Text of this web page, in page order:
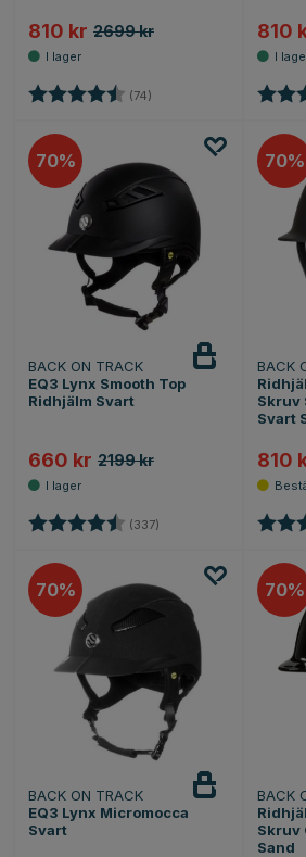
810 kr 2699 kr
Betyg: (74) 4.1 utav 5 stjärnor
810
Betyg:
70
BACK ON TRACK
EQ3 Lynx Smooth Top
Ridhjälm Svart
660 kr 2199 kr
Betyg: (337) 4.7 utav 5 stjärnor
70
BACK
Skruv
Svart
810
Betyg:
70
BACK ON TRACK
EQ3 Lynx Micromocca
Svart
70
BACK
Skruv
Sand